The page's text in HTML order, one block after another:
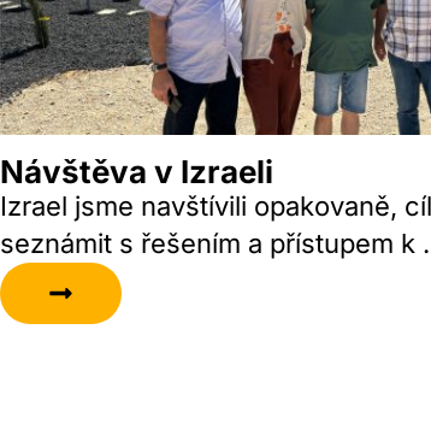
Návštěva v Izraeli
Izrael jsme navštívili opakovaně,
seznámit s řešením a přístupem k